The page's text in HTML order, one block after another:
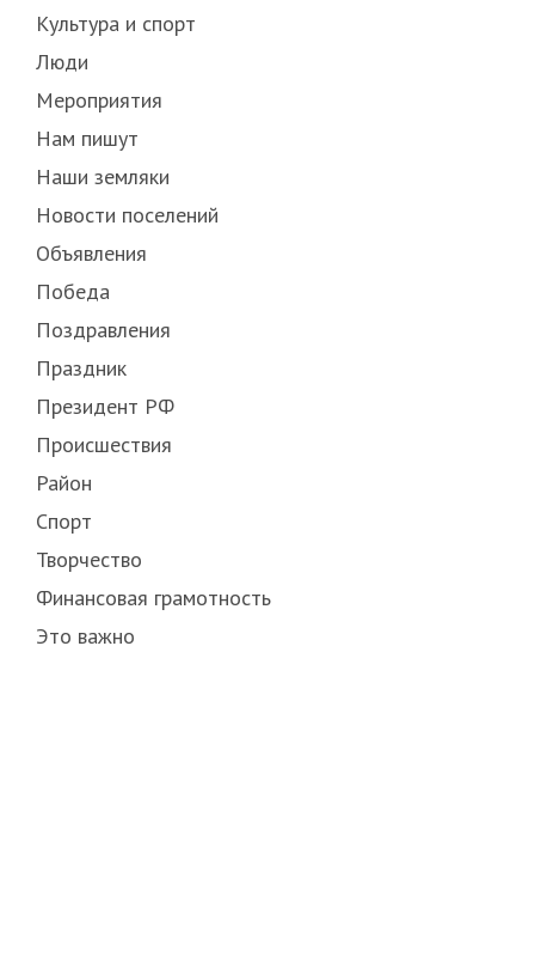
Культура и спорт
Люди
Мероприятия
Нам пишут
Наши земляки
Новости поселений
Объявления
Победа
Поздравления
Праздник
Президент РФ
Происшествия
Район
Спорт
Творчество
Финансовая грамотность
Это важно